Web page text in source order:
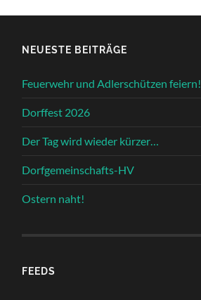
NEUESTE BEITRÄGE
Feuerwehr und Adlerschützen feiern!
Dorffest 2026
Der Tag wird wieder kürzer…
Dorfgemeinschafts-HV
Ostern naht!
FEEDS